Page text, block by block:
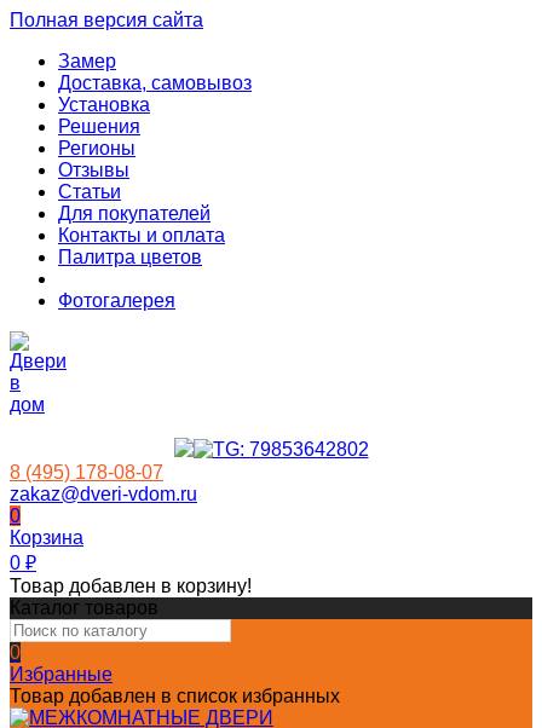
Полная версия сайта
Замер
Доставка, самовывоз
Установка
Решения
Регионы
Отзывы
Статьи
Для покупателей
Контакты и оплата
Палитра цветов
Фотогалерея
8 (495) 178-08-07
zakaz@dveri-vdom.ru
0
Корзина
0 ₽
Товар добавлен в корзину!
Каталог товаров
0
Избранные
Товар добавлен в список избранных